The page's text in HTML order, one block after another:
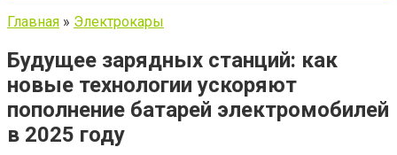
Главная » Электрокары
Будущее зарядных станций: как
новые технологии ускоряют
пополнение батарей электромобилей
в 2025 году